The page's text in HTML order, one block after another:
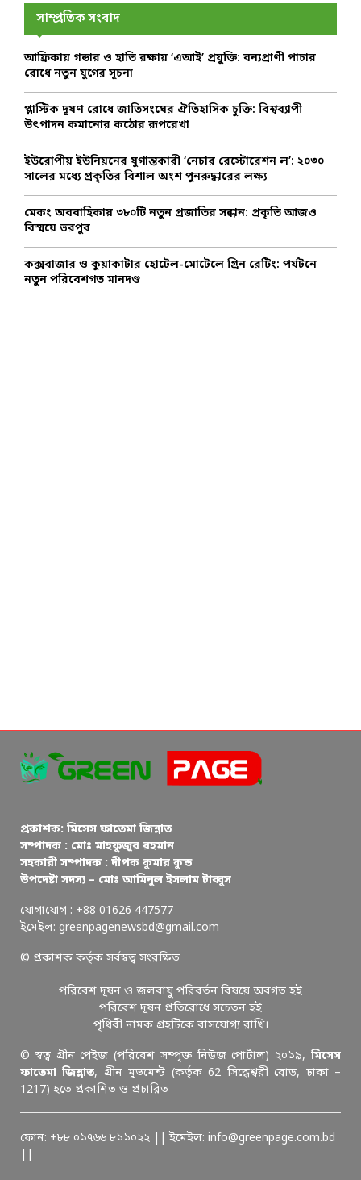
f
r
A
সাম্প্রতিক সংবাদ
আফ্রিকায় গন্ডার ও হাতি রক্ষায় ‘এআই’ প্রযুক্তি: বন্যপ্রাণী পাচার
রোধে নতুন যুগের সূচনা
প্লাস্টিক দূষণ রোধে জাতিসংঘের ঐতিহাসিক চুক্তি: বিশ্বব্যাপী
উৎপাদন কমানোর কঠোর রূপরেখা
ইউরোপীয় ইউনিয়নের যুগান্তকারী ‘নেচার রেস্টোরেশন ল’: ২০৩০
সালের মধ্যে প্রকৃতির বিশাল অংশ পুনরুদ্ধারের লক্ষ্য
মেকং অববাহিকায় ৩৮০টি নতুন প্রজাতির সন্ধান: প্রকৃতি আজও
বিস্ময়ে ভরপুর
কক্সবাজার ও কুয়াকাটার হোটেল-মোটেলে গ্রিন রেটিং: পর্যটনে
নতুন পরিবেশগত মানদণ্ড
প্রকাশক: মিসেস ফাতেমা জিন্নাত
সম্পাদক : মোঃ মাহফুজুর রহমান
সহকারী সম্পাদক : দীপক কুমার কুন্ড
উপদেষ্টা সদস্য – মোঃ আমিনুল ইসলাম টাব্বুস
যোগাযোগ : +88 01626 447577
ইমেইল: greenpagenewsbd@gmail.com
© প্রকাশক কর্তৃক সর্বস্বত্ব সংরক্ষিত
পরিবেশ দূষন ও জলবায়ু পরিবর্তন বিষয়ে অবগত হই
পরিবেশ দূষন প্রতিরোধে সচেতন হই
পৃথিবী নামক গ্রহটিকে বাসযোগ্য রাখি।
© স্বত্ব গ্রীন পেইজ (পরিবেশ সম্পৃক্ত নিউজ পোর্টাল) ২০১৯, মিসেস
ফাতেমা জিন্নাত, গ্রীন মুভমেন্ট (কর্তৃক 62 সিদ্ধেশ্বরী রোড, ঢাকা –
1217) হতে প্রকাশিত ও প্রচারিত
ফোন: +৮৮ ০১৭৬৬ ৮১১০২২ || ইমেইল: info@greenpage.com.bd